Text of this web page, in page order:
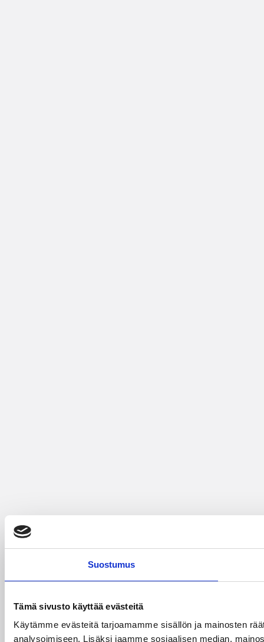
Suostumus
Tämä sivusto käyttää evästeitä
Käytämme evästeitä tarjoamamme sisällön ja mainosten
analysoimiseen. Lisäksi jaamme sosiaalisen median,